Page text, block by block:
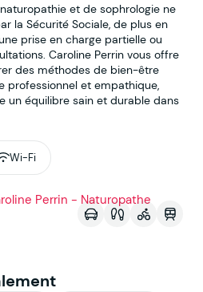
et de sophrologie ne
la Sécurité Sociale, de plus en
prise en charge partielle ou
Caroline Perrin vous offre
des méthodes de bien-être
professionnel et empathique,
un équilibre sain et durable dans
Wi-Fi
sur la map